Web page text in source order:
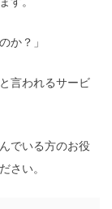
か？」
言われるサービ
でいる方のお役
さい。